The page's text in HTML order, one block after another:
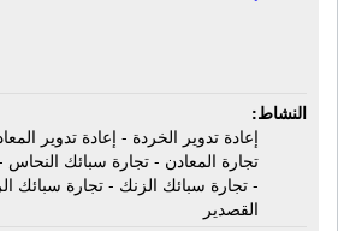
النشاط:
إعادة تدوير الخردة - إعادة تدوير
تجارة المعادن - تجارة سبائك النحاس
- تجارة سبائك الزنك - تجارة سبائك
القصدير